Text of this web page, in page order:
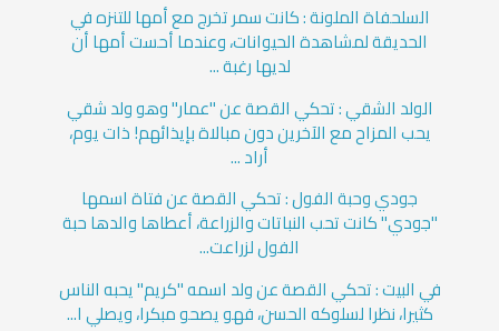
السلحفاة الملونة : كانت سمر تخرج مع أمها للتنزه في
الحديقة لمشاهدة الحيوانات، وعندما أحست أمها أن
لديها رغبة ...
الولد الشقي : تحكي القصة عن "عمار" وهو ولد شقي
يحب المزاح مع الآخرين دون مبالاة بإيذائهم! ذات يوم،
أراد ...
جودي وحبة الفول : تحكي القصة عن فتاة اسمها
"جودي" كانت تحب النباتات والزراعة، أعطاها والدها حبة
الفول لزراعت...
في البيت : تحكي القصة عن ولد اسمه "كريم" يحبه الناس
كثيرا، نظرا لسلوكه الحسن، فهو يصحو مبكرا، ويصلي ا...